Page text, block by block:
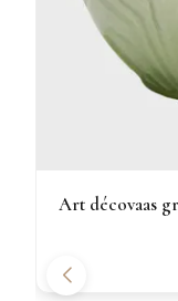
Art décovaas